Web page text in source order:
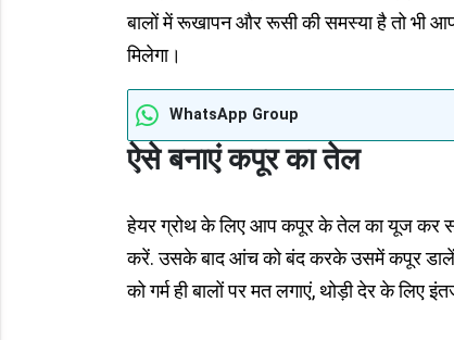
बालों में रूखापन और रूसी की समस्या है तो भी
मिलेगा।
WhatsApp Group
ऐसे बनाएं कपूर का तेल
हेयर ग्रोथ के लिए आप कपूर के तेल का यूज कर
करें. उसके बाद आंच को बंद करके उसमें कपूर
को गर्म ही बालों पर मत लगाएं, थोड़ी देर के